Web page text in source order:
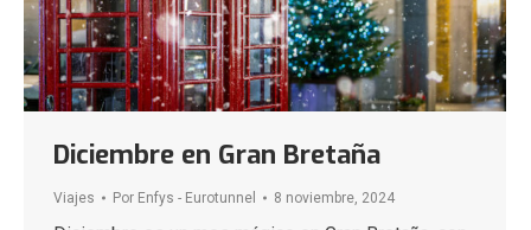
Diciembre en Gran Bretaña
Viajes Por Enfys - Eurotunnel 8 noviembre, 2024